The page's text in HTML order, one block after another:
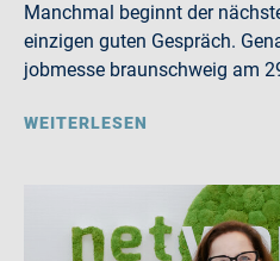
Manchmal beginnt der
einzigen guten Gespräch.
jobmesse braunschweig am
WEITERLESEN